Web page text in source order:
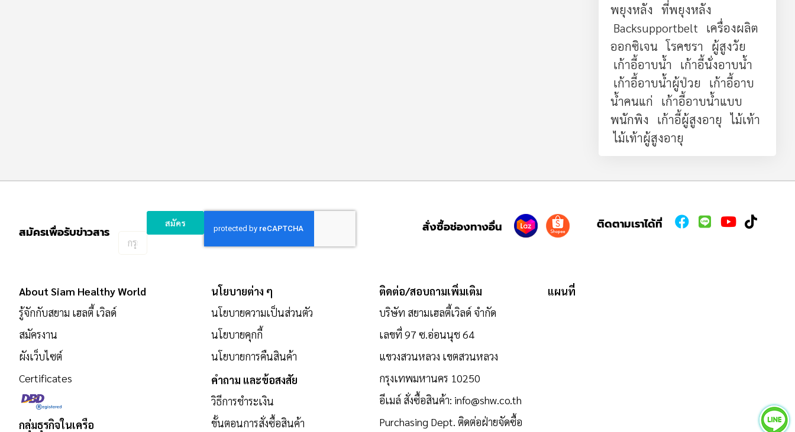
พยุงหลัง
ที่พยุงหลัง
Backsupportbelt
เครื่องผลิต
ออกซิเจน โรคชรา
ผู้สูงวัย
เก้าอี้อาบน้ำ
เก้าอี้นั่งอาบน้ำ
เก้าอี้อาบน้ำผู้ป่วย
เก้าอี้อาบ
น้ำคนแก่
เก้าอี้อาบน้ำแบบ
พนักพิง
เก้าอี้ผู้สูงอายุ
ไม้เท้า
ไม้เท้าผู้สูงอายุ
สมัครเพื่อรับข่าวสาร
อีเมล
รับ
สมัคร สั่งซื้อช่องทางอื่น ติดตามเราได้ที่
About Siam Healthy World
รู้จักกับสยาม เฮลตี้ เวิลด์
สมัครงาน
ผังเว็บไซต์
Certificates
กลุ่มธุรกิจในเครือ
นโยบายต่าง ๆ
นโยบายความเป็นส่วนตัว
นโยบายคุกกี้
นโยบายการคืนสินค้า
คำถาม และข้อสงสัย
วิธีการชำระเงิน
ขั้นตอนการสั่งซื้อสินค้า
ติดต่อ/สอบถามเพิ่มเติม
บริษัท สยามเฮลตี้เวิลด์ จำกัด
เลขที่ 97 ซ.อ่อนนุช 64
แขวงสวนหลวง เขตสวนหลวง
กรุงเทพมหานคร 10250
อีเมล์ สั่งซื้อสินค้า: info@shw.co.th
Purchasing Dept. ติดต่อฝ่ายจัดซื้อ
แผนที่